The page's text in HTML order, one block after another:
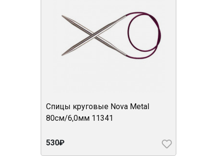
Спицы круговые Nova Metal
80см/6,0мм 11341
530₽